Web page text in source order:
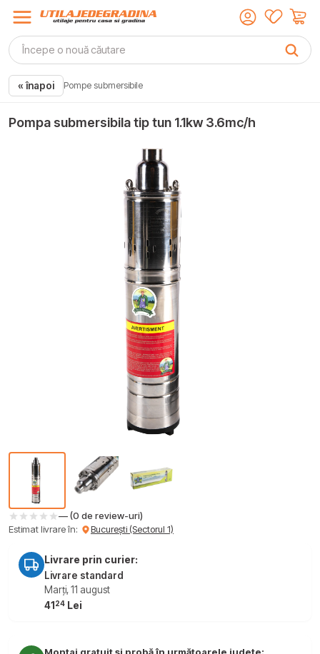
« înapoi Pompe submersibile
Pompa submersibila tip tun 1.1kw 3.6mc/h
— (0 de review-uri)
Estimat livrare în:
București (Sectorul 1)
Livrare prin curier:
Livrare standard
Marți, 11 august
41 24 Lei